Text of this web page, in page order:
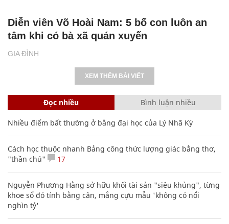
GIA ĐÌNH
Diễn viên Võ Hoài Nam: 5 bố con luôn an
tâm khi có bà xã quán xuyến
XEM THÊM BÀI VIẾT
Đọc nhiều Bình luận nhiều
Nhiều điểm bất thường ở bằng đại học của Lý Nhã Kỳ
Cách học thuộc nhanh Bảng công thức lượng giác bằng thơ,
"thần chú"
17
Nguyễn Phương Hằng sở hữu khối tài sản "siêu khủng", từng
khoe sổ đỏ tính bằng cân, mắng cựu mẫu 'không có nổi
nghìn tỷ'